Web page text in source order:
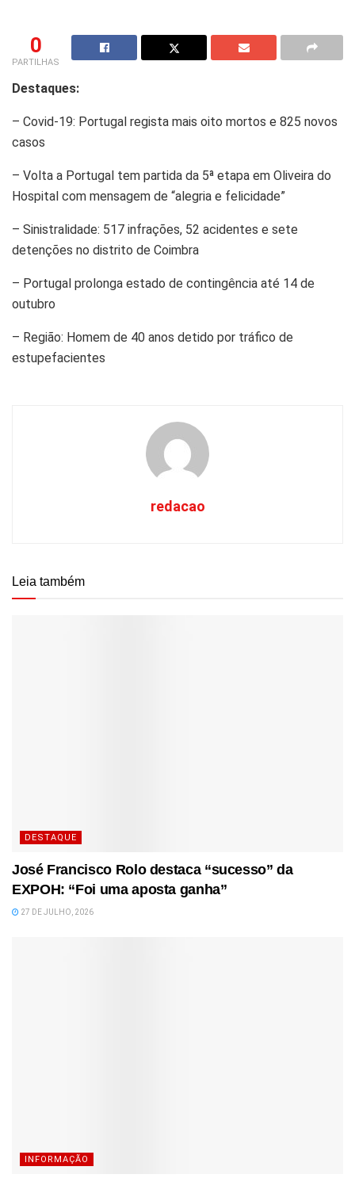
0
PARTILHAS
Destaques:
– Covid-19: Portugal regista mais oito mortos e 825 novos
casos
– Volta a Portugal tem partida da 5ª etapa em Oliveira do
Hospital com mensagem de “alegria e felicidade”
– Sinistralidade: 517 infrações, 52 acidentes e sete
detenções no distrito de Coimbra
– Portugal prolonga estado de contingência até 14 de
outubro
– Região: Homem de 40 anos detido por tráfico de
estupefacientes
redacao
Leia também
DESTAQUE
José Francisco Rolo destaca “sucesso” da
EXPOH: “Foi uma aposta ganha”
27 DE JULHO, 2026
INFORMAÇÃO